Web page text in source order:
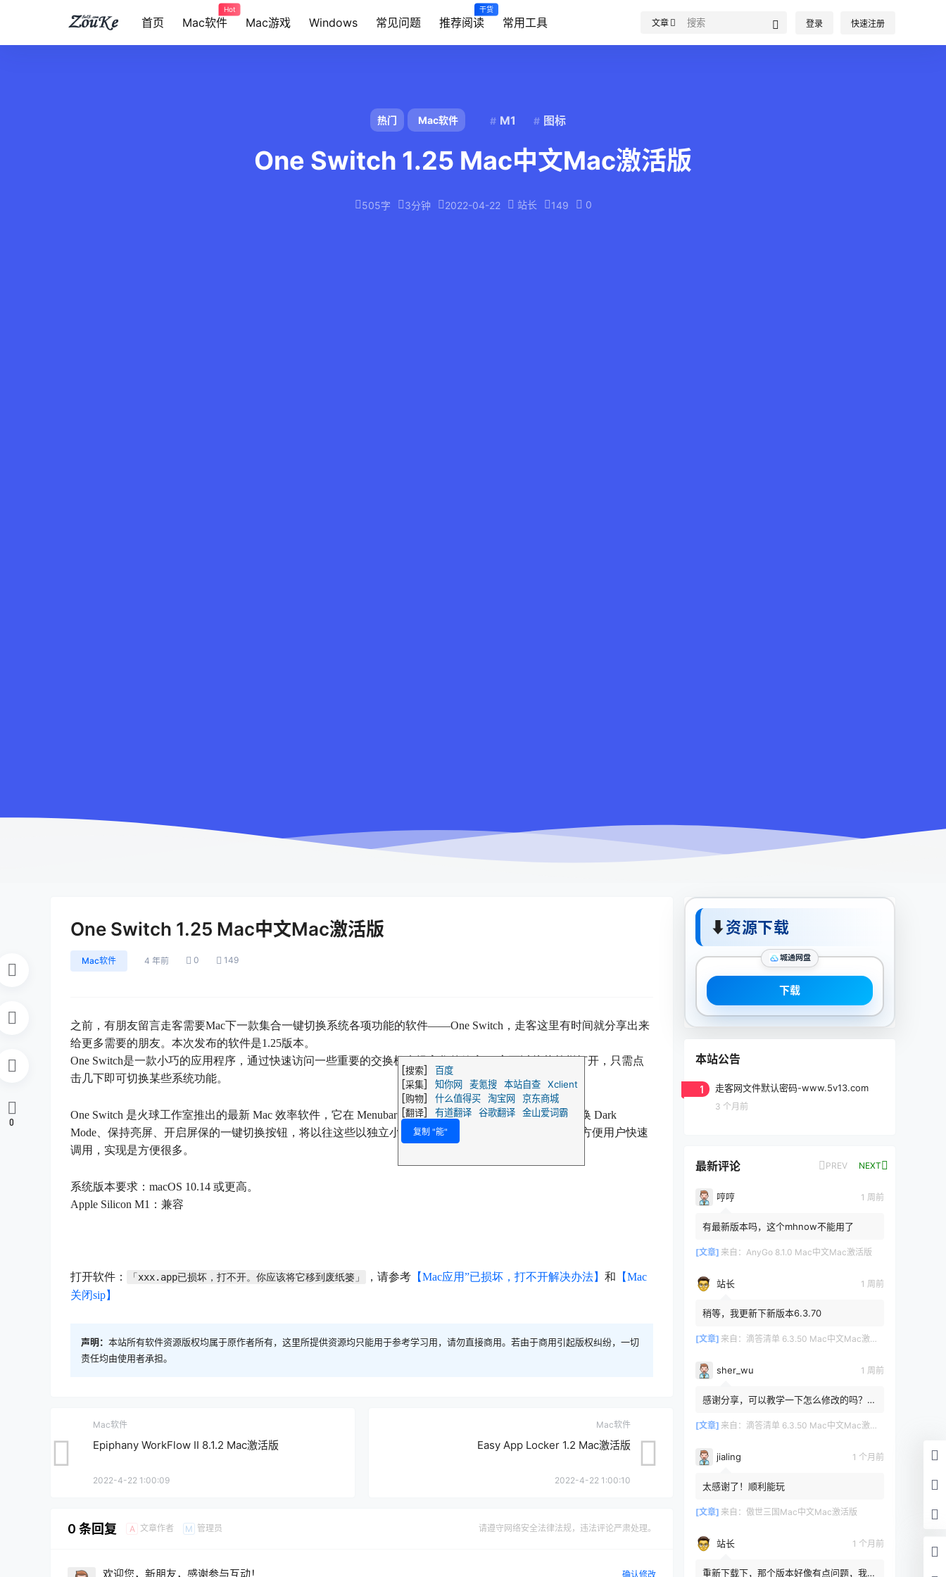
首页 Mac软件
Hot
Mac游戏 Windows 常见问题 推荐阅读
干货
常用工具 文章 登录 快速注册
热门 Mac软件 M1 图标
One Switch 1.25 Mac中文Mac激活版
505字 3分钟 2022-04-22 站长 149 0
One Switch 1.25 Mac中文Mac激活版
Mac软件 4 年前 0 149
之前，有朋友留言走客需要Mac下一款集合一键切换系统各项功能的软件——One Switch，走客这里有时间就分享出来
给更多需要的朋友。本次发布的软件是1.25版本。
One Switch是一款小巧的应用程序，通过快速访问一些重要的交换机来提高您的效率。 它可以从菜单栏打开，只需点
击几下即可切换某些系统功能。
One Switch 是火球工作室推出的最新 Mac 效率软件，它在 Menubar 菜单里集成了隐藏桌面（图标）、切换 Dark
Mode、保持亮屏、开启屏保的一键切换按钮，将以往这些以独立小软件为单位的小功能集成到了一起，方便用户快速
调用，实现是方便很多。
系统版本要求：macOS 10.14 或更高。
Apple Silicon M1：兼容
打开软件： 「xxx.app已损坏，打不开。你应该将它移到废纸篓」 ，请参考 【Mac应用”已损坏，打不开解决办法】 和 【Mac
关闭sip】
[搜索] 百度
[采集] 知你网 麦氪搜 本站自查 Xclient
[购物] 什么值得买 淘宝网 京东商城
[翻译] 有道翻译 谷歌翻译 金山爱词霸
复制 "能"
声明： 本站所有软件资源版权均属于原作者所有，这里所提供资源均只能用于参考学习用，请勿直接商用。若由于商用引起版权纠纷，一切
责任均由使用者承担。
0
Mac软件
Epiphany WorkFlow II 8.1.2 Mac激活版
2022-4-22 1:00:09
Mac软件
Easy App Locker 1.2 Mac激活版
2022-4-22 1:00:10
0 条回复 A 文章作者 M 管理员 请遵守网络安全法律法规，违法评论严肃处理。
欢迎您，新朋友，感谢参与互动！ 确认修改
⬇资源下载
城通网盘
下载
本站公告
1 走客网文件默认密码-www.5v13.com
3 个月前
最新评论 PREV NEXT
哼哼 1 周前
有最新版本吗，这个mhnow不能用了
[文章] 来自： AnyGo 8.1.0 Mac中文Mac激活版
站长 1 周前
稍等，我更新下新版本6.3.70
[文章] 来自： 滴答清单 6.3.50 Mac中文Mac激活版
sher_wu 1 周前
感谢分享，可以教学一下怎么修改的吗？目
[文章] 来自： 滴答清单 6.3.50 Mac中文Mac激活版
jialing 1 个月前
太感谢了！顺利能玩
[文章] 来自： 傲世三国Mac中文Mac激活版
站长 1 个月前
重新下载下，那个版本好像有点问题，我重